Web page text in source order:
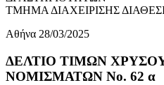
ΤΜΗΜΑ ΔΙΑΧΕΙΡΙΣΗΣ
Αθήνα 28/03/2025
ΔΕΛΤΙΟ ΤΙΜΩΝ
ΝΟΜΙΣΜΑΤΩΝ No. 62 α